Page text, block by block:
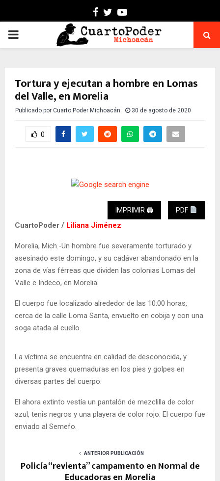
Facebook
TwitterYoutube
PRIMARY
Tortura y ejecutan a hombre en Lomas
del Valle, en Morelia
Publicado por Cuarto Poder Michoacán 30 de agosto de 2020
0
IMPRIMIR 🖨 PDF
CuartoPoder / Liliana Jiménez
Morelia, Mich.-Un hombre fue severamente torturado y
asesinado este domingo, y su cadáver abandonado en la
zona de vías férreas que dividen las colonias Lomas del
Valle e Indeco, en Morelia.
El cuerpo fue localizado alrededor de las 10:00 horas,
cerca de la calle Loma Santa, envuelto en cobija y con una
soga atada al cuello.
La víctima se encuentra en calidad de desconocida, y
presenta graves quemaduras en los pies y golpes en
diversas partes del cuerpo.
El ahora extinto vestía un pantalón de mezclilla de color
azul, tenis negros y una playera de color rojo. El cuerpo fue
enviado al Semefo.
ANTERIOR PUBLICACIÓN
Policía “revienta” campamento en Normal de
Educadoras en Morelia